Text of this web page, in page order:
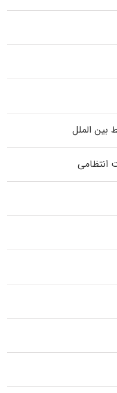
بین الملل
انتظامی